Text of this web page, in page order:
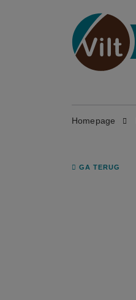
Homepage
GA TERUG